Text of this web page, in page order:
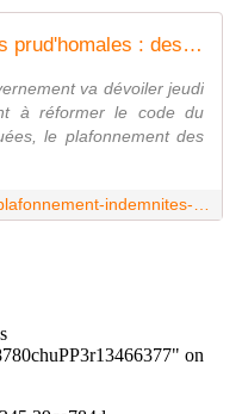
Plafonnement des indemnités prud'homales : des salariés inquiets
va dévoiler jeudi
à réformer le code du
le plafonnement des